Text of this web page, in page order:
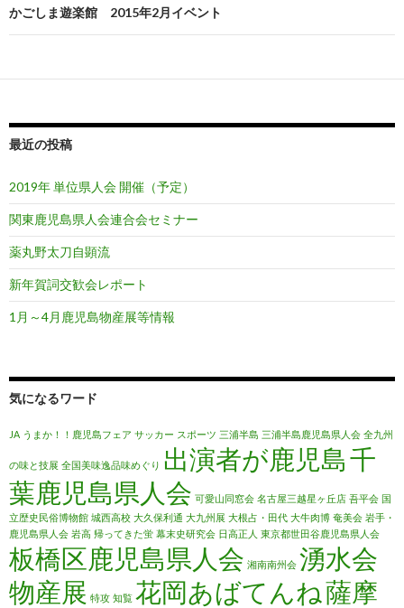
ナ
ゲ
シ
ン
かごしま遊楽館 2015年2月イベント
最近の投稿
2019年 単位県人会 開催（予定）
関東鹿児島県人会連合会セミナー
薬丸野太刀自顕流
新年賀詞交歓会レポート
1月～4月鹿児島物産展等情報
気になるワード
JA うまか！！鹿児島フェア サッカー スポーツ 三浦半島 三浦半島鹿児島県人会 全九州
の味と技展 全国美味逸品味めぐり 出演者が鹿児島千
葉鹿児島県人会 可愛山同窓会 名古屋三越星ヶ丘店 吾平会 国
立歴史民俗博物館 城西高校 大久保利通 大九州展 大根占・田代 大牛肉博 奄美会 岩手・
鹿児島県人会 岩高 帰ってきた蛍 幕末史研究会 日高正人 東京都世田谷鹿児島県人会
板橋区鹿児島県人会 湘南南州会 湧水会
物産展 特攻 知覧 花岡あばてんね薩摩